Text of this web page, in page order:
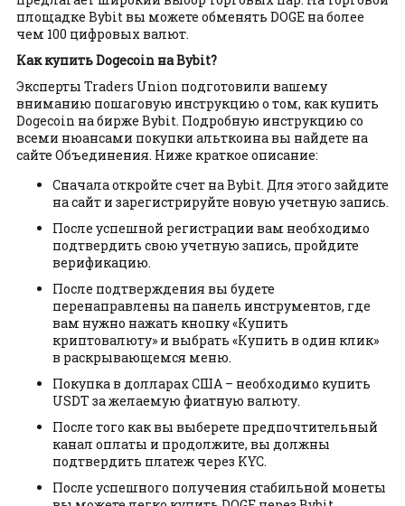
площадке Bybit вы можете обменять DOGE на более
чем 100 цифровых валют.
Как купить Dogecoin на Bybit?
Эксперты Traders Union подготовили вашему
вниманию пошаговую инструкцию о том, как купить
Dogecoin на бирже Bybit. Подробную инструкцию со
всеми нюансами покупки альткоина вы найдете на
сайте Объединения. Ниже краткое описание:
Сначала откройте счет на Bybit. Для этого зайдите
на сайт и зарегистрируйте новую учетную запись.
После успешной регистрации вам необходимо
подтвердить свою учетную запись, пройдите
верификацию.
После подтверждения вы будете
перенаправлены на панель инструментов, где
вам нужно нажать кнопку «Купить
криптовалюту» и выбрать «Купить в один клик»
в раскрывающемся меню.
Покупка в долларах США – необходимо купить
USDT за желаемую фиатную валюту.
После того как вы выберете предпочтительный
канал оплаты и продолжите, вы должны
подтвердить платеж через KYC.
После успешного получения стабильной монеты